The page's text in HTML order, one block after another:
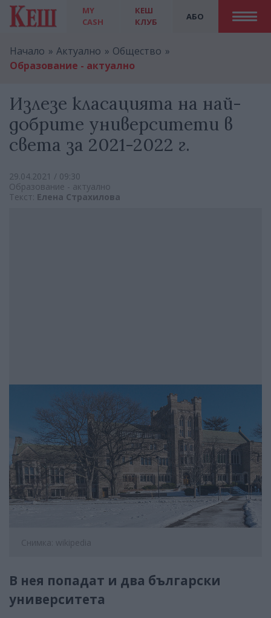
MY
CASH
АБО
КЕШ
КЛУБ
Начало Актуално
Общество
Образование - актуално
Излезе класацията на най-
добрите университети в
света за 2021-2022 г.
29.04.2021 / 09:30
Образование - актуално
Текст: Елена Страхилова
Снимка: wikipedia
В нея попадат и два български
университета